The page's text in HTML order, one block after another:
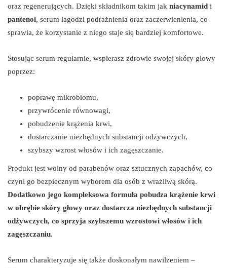
oraz regenerujących. Dzięki składnikom takim jak niacynamid i
pantenol, serum łagodzi podrażnienia oraz zaczerwienienia, co
sprawia, że korzystanie z niego staje się bardziej komfortowe.
Stosując serum regularnie, wspierasz zdrowie swojej skóry głowy
poprzez:
poprawę mikrobiomu,
przywrócenie równowagi,
pobudzenie krążenia krwi,
dostarczanie niezbędnych substancji odżywczych,
szybszy wzrost włosów i ich zagęszczanie.
Produkt jest wolny od parabenów oraz sztucznych zapachów, co
czyni go bezpiecznym wyborem dla osób z wrażliwą skórą.
Dodatkowo jego kompleksowa formuła pobudza krążenie krwi
w obrębie skóry głowy oraz dostarcza niezbędnych substancji
odżywczych, co sprzyja szybszemu wzrostowi włosów i ich
zagęszczaniu.
Serum charakteryzuje się także doskonałym nawilżeniem –